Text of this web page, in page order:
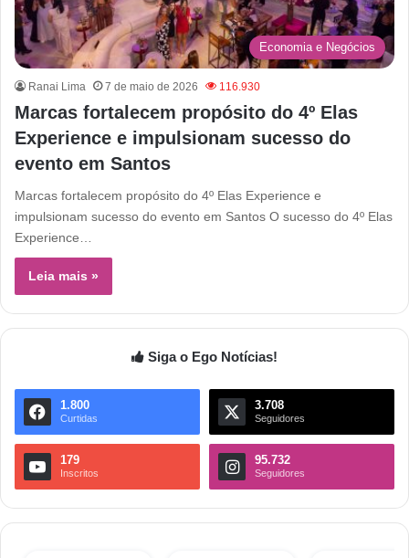
Economia e Negócios
Ranai Lima 7 de maio de 2026 116.930
Marcas fortalecem propósito do 4º Elas
Experience e impulsionam sucesso do
evento em Santos
Marcas fortalecem propósito do 4º Elas Experience e
impulsionam sucesso do evento em Santos O sucesso do 4º Elas
Experience…
Leia mais »
Siga o Ego Notícias!
1.800
Curtidas
3.708
Seguidores
179
Inscritos
95.732
Seguidores